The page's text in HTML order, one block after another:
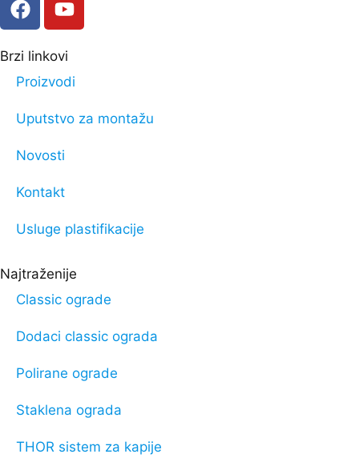
Brzi linkovi
Proizvodi
Uputstvo za montažu
Novosti
Kontakt
Usluge plastifikacije
Najtraženije
Classic ograde
Dodaci classic ograda
Polirane ograde
Staklena ograda
THOR sistem za kapije